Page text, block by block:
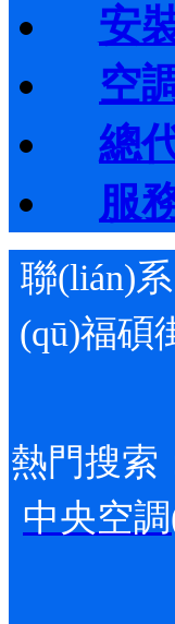
安
空
總
服
聯(lián)
(qū)福碩
熱門搜索
中央空